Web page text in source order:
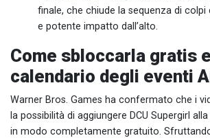
finale, che chiude la sequenza di
e potente impatto dall’alto.
Come sbloccarla gratis
calendario degli eventi
Warner Bros. Games ha confermato che i
la possibilità di aggiungere DCU Supergirl
in modo completamente gratuito.